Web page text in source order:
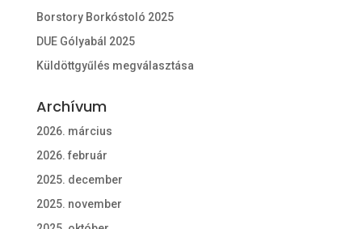
Borstory Borkóstoló 2025
DUE Gólyabál 2025
Küldöttgyűlés megválasztása
Archívum
2026. március
2026. február
2025. december
2025. november